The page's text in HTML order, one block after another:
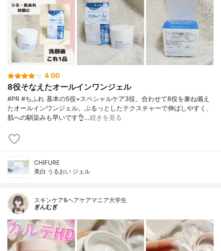
4.00
8役そなえたオールインワンジェル
#PR #ちふれ 基本の5役+スペシャルケア3役、合わせて8役を兼ね備え
たオールインワンジェル。ぷるっとしたテクスチャーで伸ばしやすく、
肌への馴染みも早いです👌…続きを見る
CHIFURE
美白 うるおい ジェル
スキンケア&ヘアケアマニア大学生
ぎんむぎ